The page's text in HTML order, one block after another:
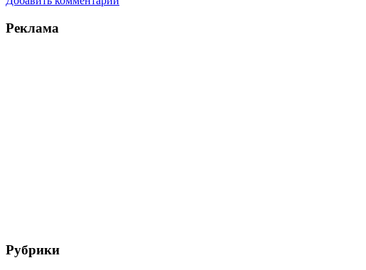
Реклама
Рубрики